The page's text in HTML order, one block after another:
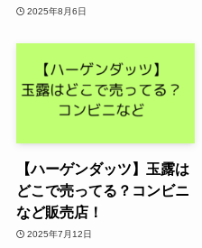
2025年8月6日
【ハーゲンダッツ】玉露は
どこで売ってる？コンビニ
など販売店！
2025年7月12日